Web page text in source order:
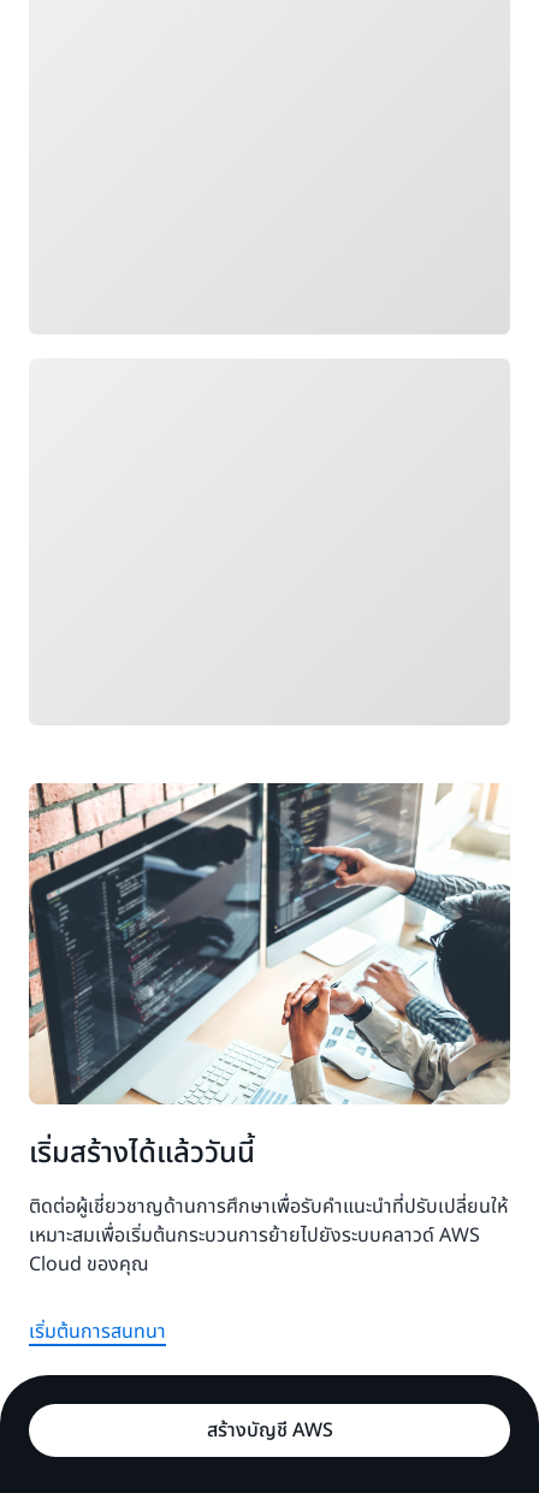
เริ่มสร้างได้แล้ววันนี้
ติดต่อผู้เชี่ยวชาญด้านการศึกษาเพื่อรับคำแนะนำที่ปรับเปลี่ยนให้
เหมาะสมเพื่อเริ่มต้นกระบวนการย้ายไปยังระบบคลาวด์ AWS
Cloud ของคุณ
เริ่มต้นการสนทนา
สร้างบัญชี AWS